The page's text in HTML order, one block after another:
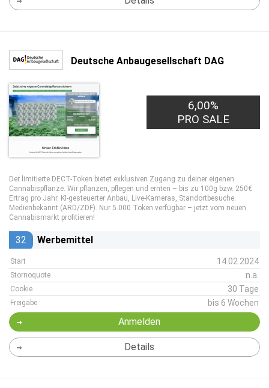
Deutsche Anbaugesellschaft DAG
6,00%
PRO SALE
Der limitierte DECT-Token bietet exklusiven Zugang zu deiner eigenen
Cannabispflanze. Wir pflanzen, pflegen und ernten – bis zu 100g bzw. 250€
Ertrag pro Jahr. KI-gesteuerter Anbau, Live-Kameras, Standortbesuche.
Medienbekannt (ARD/ZDF). Nur 5.000 Token verfügbar – jetzt vom neuen
Cannabismarkt profitieren!
32 Werbemittel
Start 14.02.2024
Stornoquote n.a.
Cookie 30 Tage
Freigabe bis 6 Wochen
Anmelden
Details